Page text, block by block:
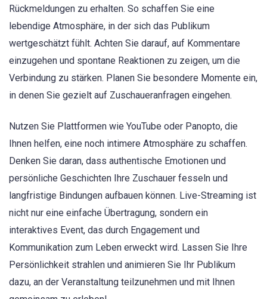
Rückmeldungen zu erhalten. So schaffen Sie eine
lebendige Atmosphäre, in der sich das Publikum
wertgeschätzt fühlt. Achten Sie darauf, auf Kommentare
einzugehen und spontane Reaktionen zu zeigen, um die
Verbindung zu stärken. Planen Sie besondere Momente ein,
in denen Sie gezielt auf Zuschaueranfragen eingehen.
Nutzen Sie Plattformen wie YouTube oder Panopto, die
Ihnen helfen, eine noch intimere Atmosphäre zu schaffen.
Denken Sie daran, dass authentische Emotionen und
persönliche Geschichten Ihre Zuschauer fesseln und
langfristige Bindungen aufbauen können. Live-Streaming ist
nicht nur eine einfache Übertragung, sondern ein
interaktives Event, das durch Engagement und
Kommunikation zum Leben erweckt wird. Lassen Sie Ihre
Persönlichkeit strahlen und animieren Sie Ihr Publikum
dazu, an der Veranstaltung teilzunehmen und mit Ihnen